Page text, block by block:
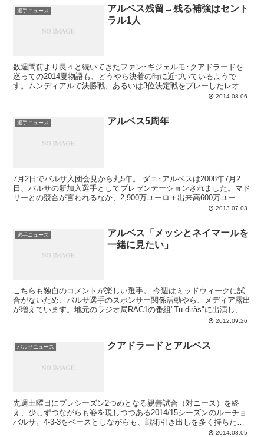
選手ニュース
アルベス残留→残る補強はセント
ラル1人
数週間前より長々と続いてきたファン･ギジェルモ･クアドラードを
巡っての2014夏物語も、どうやら決着の時に近づいているようで
す。ムンディアルで決勝戦、あるいは3位決定戦をプレーしたレオ･
メッシ、ハビエル･マスチェラーノ、ダニ･アルベス、そしてネイマ
で両者は合意し、彼の後釜として獲得する計画だったクアドラードか
2014.08.06
選手ニュース アルベス5周年
7月2日でバルサ入団会見から丸5年。 ダニ･アルベスは2008年7月2
日、バルサの新加入選手としてプレゼンテーションされました。マド
リーとの競合が言われるなか、2,900万ユーロ＋出来高600万ユーロ
2013.07.03
選手ニュース
アルベス「メッシとネイマールを
一緒に見たい」
こちらも独自のコメントが楽しい選手。 今週はミッドウィークに試
合がないため、バルサ選手のスポンサー関係活動やら、メディア露出
が増えています。地元のラジオ局RAC1の番組"Tu diràs"に出演し、現
2012.09.26
バルサニュース クアドラードとアルベス
先週土曜日にプレシーズン2つめとなる親善試合（対ニース）を終
え、少しずつながらも姿を現しつつある2014/15シーズンのルーチョ
バルサ。4-3-3をベースとしながらも、戦術引き出しを多く持ちたい
とする監督は3-2-2の導入を目指していると言われていて、そのため
2014.08.05